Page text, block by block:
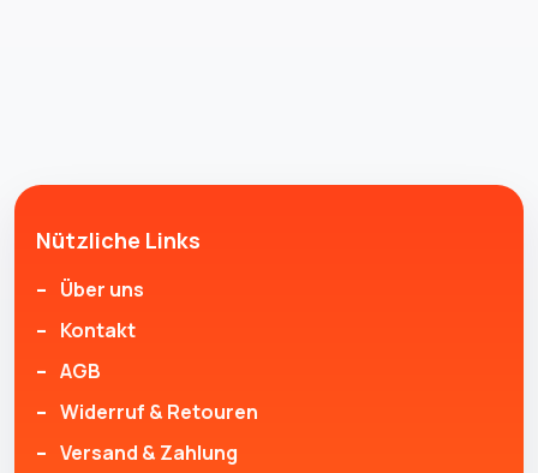
Nützliche Links
Über uns
Kontakt
AGB
Widerruf & Retouren
Versand & Zahlung